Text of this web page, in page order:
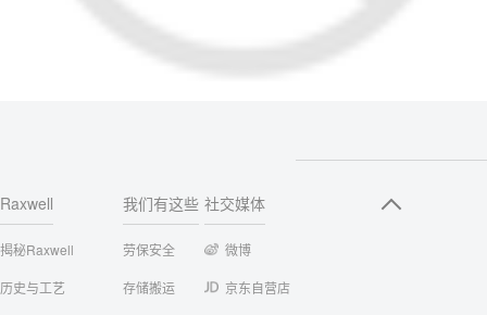
Raxwell
揭秘Raxwell
历史与工艺
我们有这些
劳保安全
存储搬运
社交媒体
微博
京东自营店